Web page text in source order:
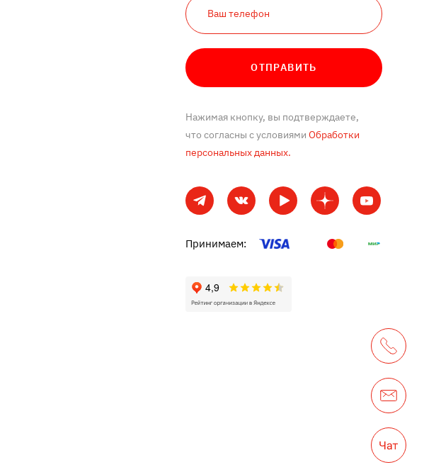
ОТПРАВИТЬ
Нажимая кнопку, вы подтверждаете,
что согласны с условиями Обработки
персональных данных.
Принимаем: